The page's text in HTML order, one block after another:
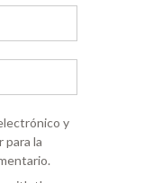
y
para la